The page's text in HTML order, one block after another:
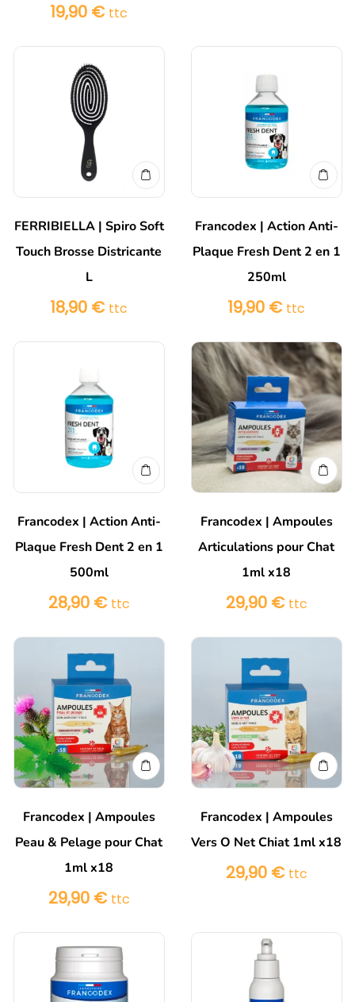
19,90 € ttc
FERRIBIELLA | Spiro Soft
Touch Brosse Districante
L
18,90 € ttc
Francodex | Action Anti-
Plaque Fresh Dent 2 en 1
250ml
19,90 € ttc
Francodex | Action Anti-
Plaque Fresh Dent 2 en 1
500ml
28,90 € ttc
Francodex | Ampoules
Articulations pour Chat
1ml x18
29,90 € ttc
Francodex | Ampoules
Peau & Pelage pour Chat
1ml x18
29,90 € ttc
Francodex | Ampoules
Vers O Net Chiat 1ml x18
29,90 € ttc